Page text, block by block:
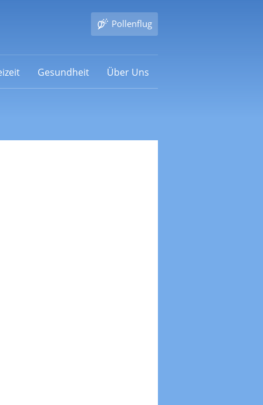
Pollenflug
Gesundheit Über Uns